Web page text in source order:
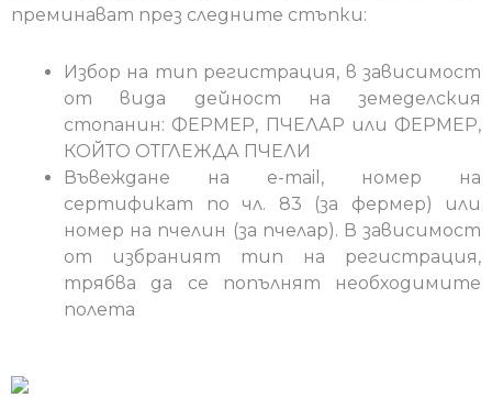
преминават през следните стъпки:
Избор на тип регистрация, в зависимост
от вида дейност на земеделския
стопанин: ФЕРМЕР, ПЧЕЛАР или ФЕРМЕР,
КОЙТО ОТГЛЕЖДА ПЧЕЛИ
Въвеждане на e-mail, номер на
сертификат по чл. 83 (за фермер) или
номер на пчелин (за пчелар). В зависимост
от избраният тип на регистрация,
трябва да се попълнят необходимите
полета